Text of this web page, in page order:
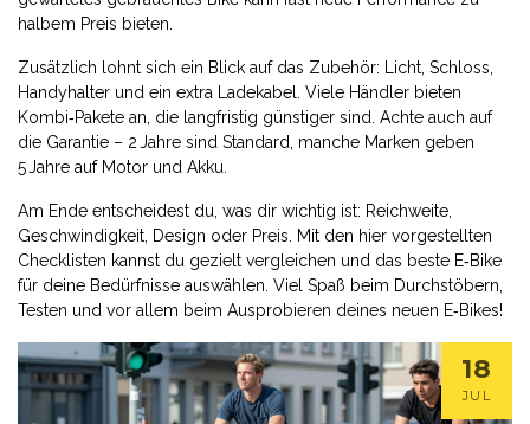
halbem Preis bieten.
Zusätzlich lohnt sich ein Blick auf das Zubehör: Licht, Schloss,
Handyhalter und ein extra Ladekabel. Viele Händler bieten
Kombi‑Pakete an, die langfristig günstiger sind. Achte auch auf
die Garantie – 2 Jahre sind Standard, manche Marken geben
5 Jahre auf Motor und Akku.
Am Ende entscheidest du, was dir wichtig ist: Reichweite,
Geschwindigkeit, Design oder Preis. Mit den hier vorgestellten
Checklisten kannst du gezielt vergleichen und das beste E‑Bike
für deine Bedürfnisse auswählen. Viel Spaß beim Durchstöbern,
Testen und vor allem beim Ausprobieren deines neuen E‑Bikes!
18
JUL